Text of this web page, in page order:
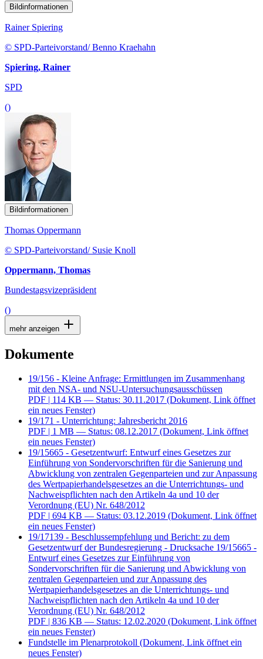
Bildinformationen
Rainer Spiering
© SPD-Parteivorstand/ Benno Kraehahn
Spiering, Rainer
SPD
()
Bildinformationen
Thomas Oppermann
© SPD-Parteivorstand/ Susie Knoll
Oppermann, Thomas
Bundestagsvizepräsident
()
mehr anzeigen
Dokumente
19/156 - Kleine Anfrage: Ermittlungen im Zusammenhang
mit den NSA- und NSU-Untersuchungsausschüssen
PDF | 114 KB — Status: 30.11.2017 (Dokument, Link öffnet
ein neues Fenster)
19/171 - Unterrichtung: Jahresbericht 2016
PDF | 1 MB — Status: 08.12.2017 (Dokument, Link öffnet
ein neues Fenster)
19/15665 - Gesetzentwurf: Entwurf eines Gesetzes zur
Einführung von Sondervorschriften für die Sanierung und
Abwicklung von zentralen Gegenparteien und zur Anpassung
des Wertpapierhandelsgesetzes an die Unterrichtungs- und
Nachweispflichten nach den Artikeln 4a und 10 der
Verordnung (EU) Nr. 648/2012
PDF | 694 KB — Status: 03.12.2019 (Dokument, Link öffnet
ein neues Fenster)
19/17139 - Beschlussempfehlung und Bericht: zu dem
Gesetzentwurf der Bundesregierung - Drucksache 19/15665 -
Entwurf eines Gesetzes zur Einführung von
Sondervorschriften für die Sanierung und Abwicklung von
zentralen Gegenparteien und zur Anpassung des
Wertpapierhandelsgesetzes an die Unterrichtungs- und
Nachweispflichten nach den Artikeln 4a und 10 der
Verordnung (EU) Nr. 648/2012
PDF | 836 KB — Status: 12.02.2020 (Dokument, Link öffnet
ein neues Fenster)
Fundstelle im Plenarprotokoll (Dokument, Link öffnet ein
neues Fenster)